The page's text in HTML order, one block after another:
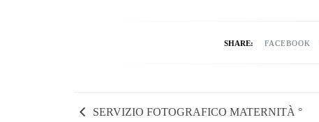
SHARE: FACEBOOK
SERVIZIO FOTOGRAFICO MATERNITÀ °